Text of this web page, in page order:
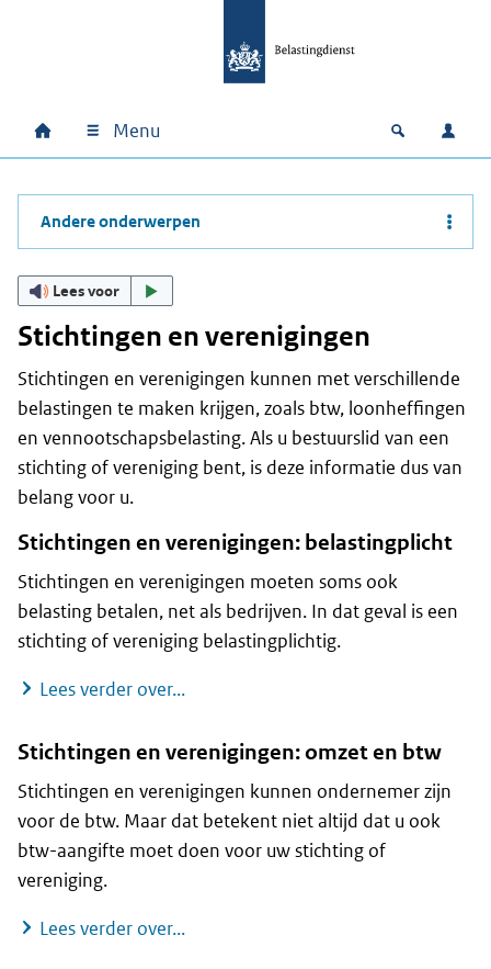
Hoofdnavigatie
Home Menu Open
Andere onderwerpen
Lees voor
Stichtingen en verenigingen
Stichtingen en verenigingen kunnen met verschillende
belastingen te maken krijgen, zoals btw, loonheffingen
en vennootschapsbelasting. Als u bestuurslid van een
stichting of vereniging bent, is deze informatie dus van
belang voor u.
Stichtingen en verenigingen: belastingplicht
Stichtingen en verenigingen moeten soms ook
belasting betalen, net als bedrijven. In dat geval is een
stichting of vereniging belastingplichtig.
Lees verder over...Stichtingen en verenigingen:
Stichtingen en verenigingen: omzet en btw
Stichtingen en verenigingen kunnen ondernemer zijn
voor de btw. Maar dat betekent niet altijd dat u ook
btw-aangifte moet doen voor uw stichting of
vereniging.
Lees verder over...Stichtingen en verenigingen: omzet